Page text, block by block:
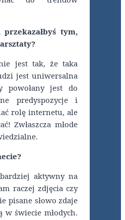
tym,
jest tak, że taka
jest uniwersalna
powołany jest do
predyspozycje i
rolę internetu, ale
Zwłaszcza młode
aktywny na
raczej zdjęcia czy
pisane słowo zdaje
w świecie młodych.